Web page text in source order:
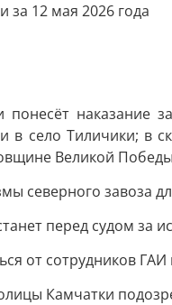
за 12 мая 2026 года
понесёт наказание
в село Тиличики; в
Великой
северного завоза
перед судом за
от сотрудников
Камчатки